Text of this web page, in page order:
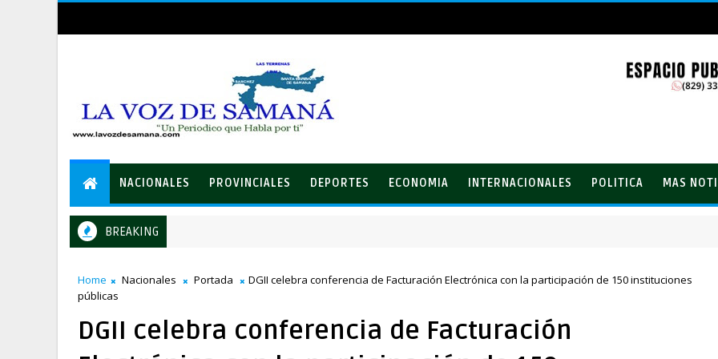
NACIONALES PROVINCIALES DEPORTES ECONOMIA INTERNACIONALES POLITICA MAS
BREAKING
Home Nacionales Portada
DGII celebra conferencia de Facturación Electrónica con la participación de 150 instituciones
públicas
DGII celebra conferencia de Facturación